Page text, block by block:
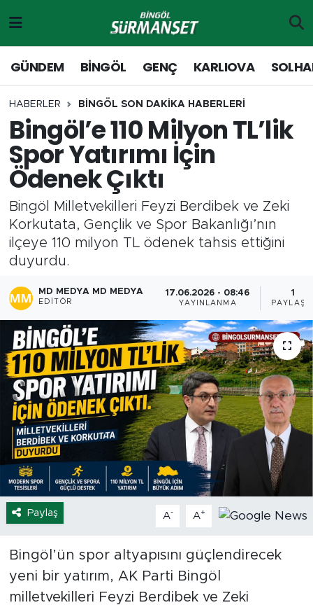
GÜNDEM BİNGÖL GENÇ KARLIOVA
HABERLER BİNGÖL SON DAKİKA HABERLERİ
Bingöl’e 110 Milyon TL’lik
Spor Yatırımı İçin
Ödenek Çıktı
Bingöl Milletvekilleri Feyzi Berdibek ve Zeki
Korkutata, Gençlik ve Spor Bakanlığı’nın
ilçeye 110 milyon TL ödenek tahsis ettiğini
duyurdu.
MD MEDYA MD MEDYA
EDITÖR
17.06.2026 - 08:46
YAYINLANMA
1
Paylaş A- A+
Bingöl’ün spor altyapısını güçlendirecek
yeni bir yatırım, AK Parti Bingöl
milletvekilleri Feyzi Berdibek ve Zeki
Genç
Solhan
Karlıova
Yayladere-Yedisu
MD Prestij Dergisi
Siyaset
Spor
Yaşam
Sağlık
Eğitim
Ekonomi
Hava Durumu
Tavz Der
Bingöl Kaza Haberleri
Merkez Hava Durumu
Merkez Trafik Yoğunluk Haritası
Süper Lig Puan Durumu ve Fikstür
Tüm Manşetler
Son Dakika Haberleri
Haber Arşivi